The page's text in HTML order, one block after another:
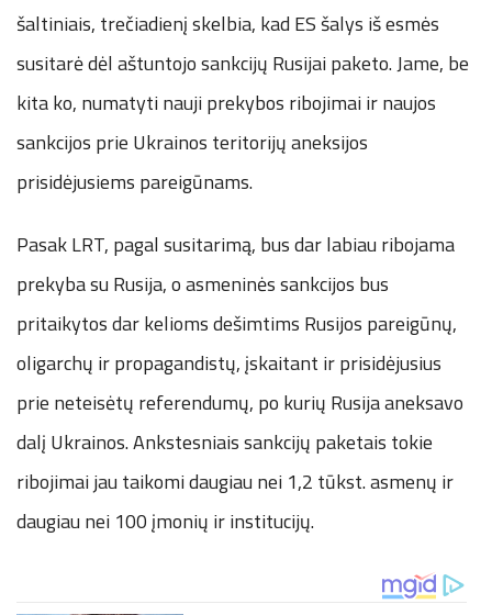
šaltiniais, trečiadienį skelbia, kad ES šalys iš esmės
susitarė dėl aštuntojo sankcijų Rusijai paketo. Jame, be
kita ko, numatyti nauji prekybos ribojimai ir naujos
sankcijos prie Ukrainos teritorijų aneksijos
prisidėjusiems pareigūnams.
Pasak LRT, pagal susitarimą, bus dar labiau ribojama
prekyba su Rusija, o asmeninės sankcijos bus
pritaikytos dar kelioms dešimtims Rusijos pareigūnų,
oligarchų ir propagandistų, įskaitant ir prisidėjusius
prie neteisėtų referendumų, po kurių Rusija aneksavo
dalį Ukrainos. Ankstesniais sankcijų paketais tokie
ribojimai jau taikomi daugiau nei 1,2 tūkst. asmenų ir
daugiau nei 100 įmonių ir institucijų.